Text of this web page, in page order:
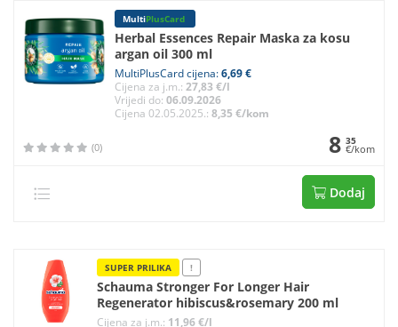
MultiPlusCard
Herbal Essences Repair Maska za kosu
argan oil 300 ml
MultiPlusCard cijena:6,69 €
Cijena za j.m.: 27,83 €/l
Vrijedi do: 06.09.2026
Cijena 02.05.2025.: 8,35 €/kom
(0) 8 35
€/kom
Dodaj
SUPER PRILIKA !
Schauma Stronger For Longer Hair
Regenerator hibiscus&rosemary 200 ml
Cijena za j.m.: 11,96 €/l